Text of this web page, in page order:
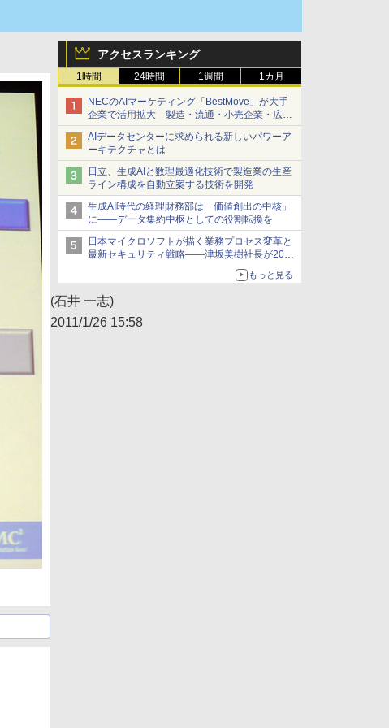
アクセスランキング
1時間 24時間 1週間 1カ月
NECのAIマーケティング「BestMove」が大手
企業で活用拡大 製造・流通・小売企業・広告
代理店などが実装フェーズへ
AIデータセンターに求められる新しいパワーア
ーキテクチャとは
日立、生成AIと数理最適化技術で製造業の生産
ライン構成を自動立案する技術を開発
生成AI時代の経理財務部は「価値創出の中核」
に――データ集約中枢としての役割転換を
日本マイクロソフトが描く業務プロセス変革と
最新セキュリティ戦略――津坂美樹社長が2027
もっと見る
(石井 一志)
2011/1/26 15:58